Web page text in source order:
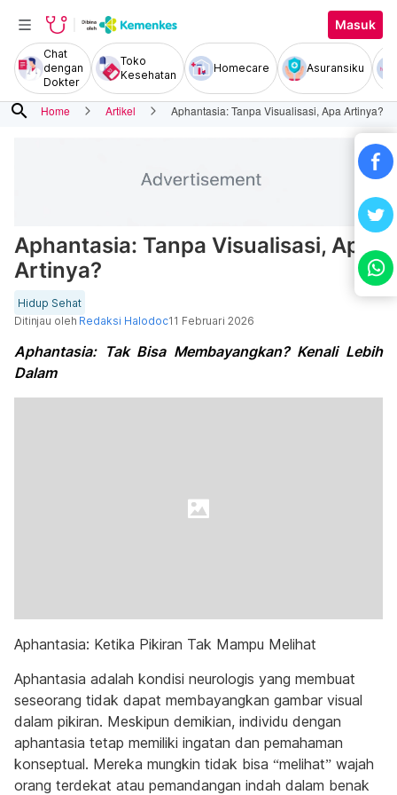
Masuk
Chat
dengan
Dokter
Toko
Kesehatan
Homecare Asuransiku
search Home Artikel Aphantasia: Tanpa Visualisasi, Apa Artinya?
Aphantasia: Tanpa Visualisasi, Apa
Artinya?
Hidup Sehat
Ditinjau oleh Redaksi Halodoc11 Februari 2026
Aphantasia: Tak Bisa Membayangkan? Kenali Lebih
Dalam
Aphantasia: Ketika Pikiran Tak Mampu Melihat
Aphantasia adalah kondisi neurologis yang membuat
seseorang tidak dapat membayangkan gambar visual
dalam pikiran. Meskipun demikian, individu dengan
aphantasia tetap memiliki ingatan dan pemahaman
konseptual. Mereka mungkin tidak bisa “melihat” wajah
orang terdekat atau pemandangan indah dalam benak